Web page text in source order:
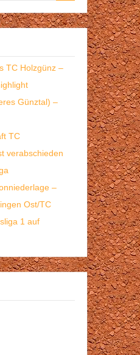
TC Holzgünz –
Günztal) –
TC
verabschieden
–
Ost/TC
1 auf